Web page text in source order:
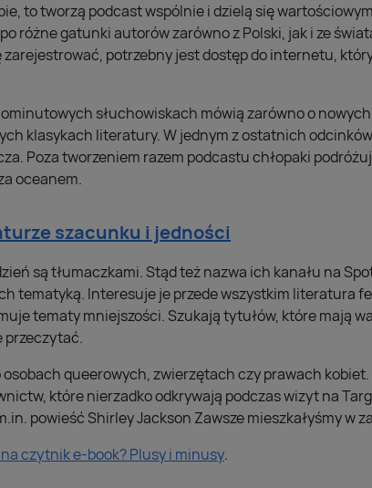
to tworzą podcast wspólnie i dzielą się
różne gatunki autorów zarówno z Polski, jak i ze
zarejestrować, potrzebny jest dostęp do internetu,
słuchowiskach mówią zarówno o
klasykach literatury. W jednym z ostatnich
Poza tworzeniem razem podcastu chłopaki
oceanem.
szacunku i jedności
są tłumaczkami. Stąd też nazwa ich kanału na
tematyką. Interesuje je przede wszystkim literatura
tematy mniejszości. Szukają tytułów, które mają
przeczytać.
queerowych, zwierzętach czy prawach
które nierzadko odkrywają podczas wizyt na
powieść Shirley Jackson Zawsze mieszkałyśmy w
czytnik e-book? Plusy i minusy.